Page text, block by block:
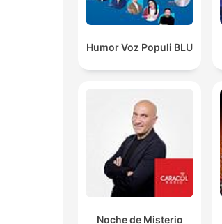
Humor Voz Populi BLU
Noche de Misterio